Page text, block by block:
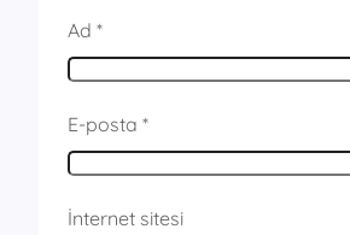
Ad *
E-posta *
İnternet sitesi